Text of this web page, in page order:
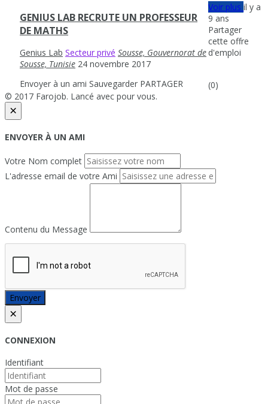
GENIUS LAB RECRUTE UN PROFESSEUR
DE MATHS
Genius Lab Secteur privé Sousse, Gouvernorat de
Sousse, Tunisie 24 novembre 2017
Envoyer à un ami Sauvegarder PARTAGER
Voir plusil y a
9 ans
Partager
cette offre
d'emploi
(0)
© 2017 Farojob. Lancé avec pour vous.
×
ENVOYER À UN AMI
Votre Nom complet
L'adresse email de votre Ami
Contenu du Message
Envoyer
×
CONNEXION
Identifiant
Mot de passe